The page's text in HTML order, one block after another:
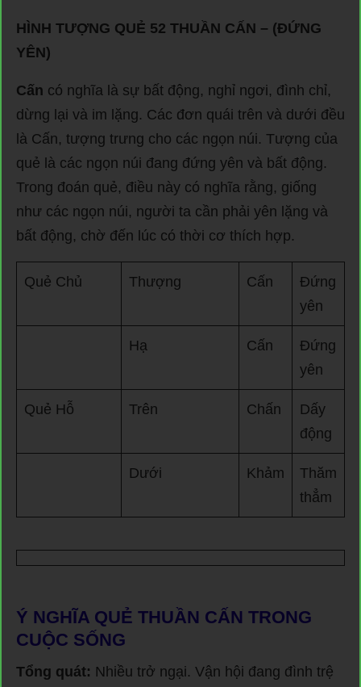
HÌNH TƯỢNG QUẺ 52 THUẦN CẤN – (ĐỨNG
YÊN)
Cấn có nghĩa là sự bất động, nghỉ ngơi, đình chỉ,
dừng lại và im lặng. Các đơn quái trên và dưới đều
là Cấn, tượng trưng cho các ngọn núi. Tượng của
quẻ là các ngọn núi đang đứng yên và bất động.
Trong đoán quẻ, điều này có nghĩa rằng, giống
như các ngọn núi, người ta cần phải yên lặng và
bất động, chờ đến lúc có thời cơ thích hợp.
Quẻ Chủ Thượng Cấn
Đứng
yên
Hạ Cấn
Đứng
yên
Quẻ Hỗ Trên Chấn
Dấy
động
Dưới Khảm
Thăm
thẳm
Ý NGHĨA QUẺ THUẦN CẤN TRONG
CUỘC SỐNG
Tổng quát: Nhiều trở ngại. Vận hội đang đình trệ